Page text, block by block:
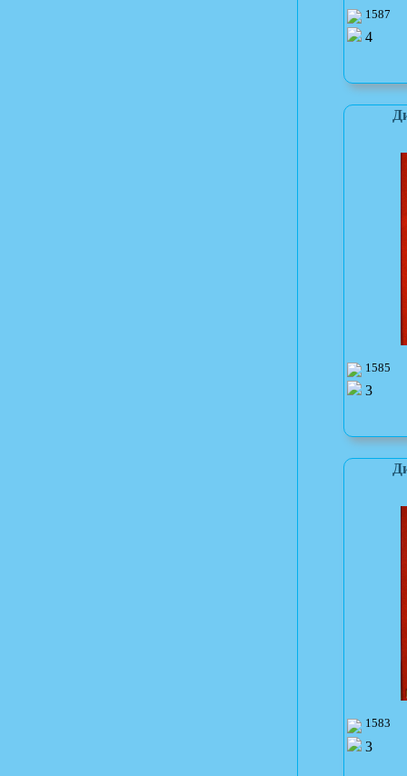
1587
4
1585
3
1583
3